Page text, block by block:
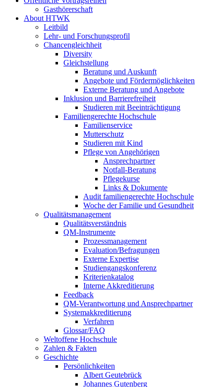
Gasthörerschaft
About HTWK
Leitbild
Lehr- und Forschungsprofil
Chancengleichheit
Diversity
Gleichstellung
Beratung und Auskunft
Angebote und Fördermöglichkeiten
Externe Beratung und Angebote
Inklusion und Barrierefreiheit
Studieren mit Beeinträchtigung
Familiengerechte Hochschule
Familienservice
Mutterschutz
Studieren mit Kind
Pflege von Angehörigen
Ansprechpartner
Notfall-Beratung
Pflegekurse
Links & Dokumente
Audit familiengerechte Hochschule
Woche der Familie und Gesundheit
Qualitätsmanagement
Qualitätsverständnis
QM-Instrumente
Prozessmanagement
Evaluation/Befragungen
Externe Expertise
Studiengangskonferenz
Kriterienkatalog
Interne Akkreditierung
Feedback
QM-Verantwortung und Ansprechpartner
Systemakkreditierung
Verfahren
Glossar/FAQ
Weltoffene Hochschule
Zahlen & Fakten
Geschichte
Persönlichkeiten
Albert Geutebrück
Johannes Gutenberg